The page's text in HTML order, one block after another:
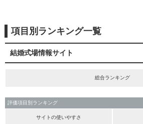
項目別ランキング一覧
結婚式場情報サイト
総合ランキング
評価項目別ランキング
サイトの使いやすさ